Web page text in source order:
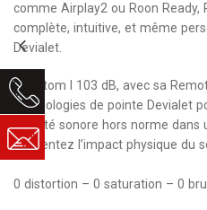
comme Airplay2 ou Roon
complète, intuitive, et même
Devialet.
Phantom I 103 dB, avec sa
technologies de pointe Devialet
densité sonore hors norme dans
Ressentez l’impact physique du
0 distortion – 0 saturation – 0